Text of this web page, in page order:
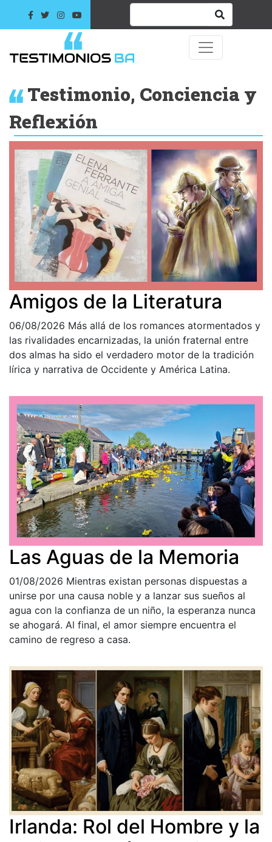
Testimonio, Conciencia y
Reflexión
Amigos de la Literatura
06/08/2026 Más allá de los romances atormentados y
las rivalidades encarnizadas, la unión fraternal entre
dos almas ha sido el verdadero motor de la tradición
lírica y narrativa de Occidente y América Latina.
Las Aguas de la Memoria
01/08/2026 Mientras existan personas dispuestas a
unirse por una causa noble y a lanzar sus sueños al
agua con la confianza de un niño, la esperanza nunca
se ahogará. Al final, el amor siempre encuentra el
camino de regreso a casa.
Irlanda: Rol del Hombre y la